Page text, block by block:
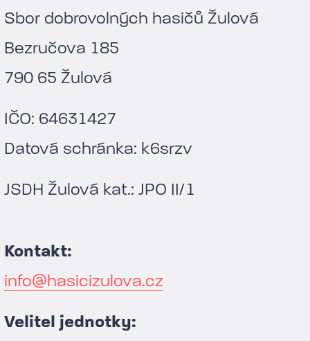
Sbor dobrovolných hasičů Žulová
Bezručova 185
790 65 Žulová
IČO: 64631427
Datová schránka: k6srzv
JSDH Žulová kat.: JPO II/1
Kontakt:
info@hasicizulova.cz
Velitel jednotky: